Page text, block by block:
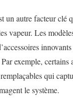
un autre facteur clé
vapeur. Les
exemple, certains
qui
le système.